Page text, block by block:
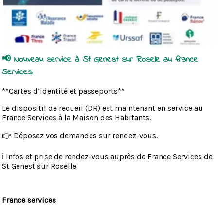
📢 Nouveau service à St Genest sur Roselle au france
Services
**Cartes d’identité et passeports**
Le dispositif de recueil (DR) est maintenant en service au
France Services à la Maison des Habitants.
👉 Déposez vos demandes sur rendez-vous.
ℹ️ Infos et prise de rendez-vous auprès de France Services de
St Genest sur Roselle
France services